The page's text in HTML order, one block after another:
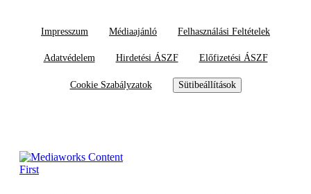
Impresszum Médiaajánló Felhasználási Feltételek
Adatvédelem Hirdetési ÁSZF Előfizetési ÁSZF
Cookie Szabályzatok Sütibeállítások